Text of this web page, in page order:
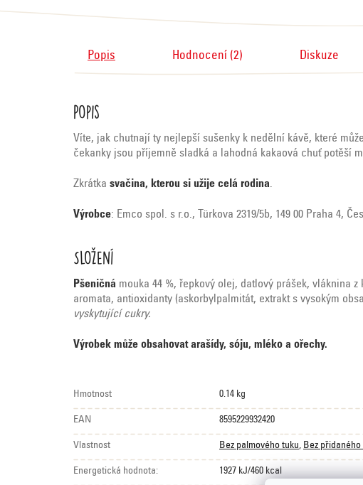
Popis Hodnocení (2) Diskuze
Popis
Víte, jak chutnají ty nejlepší sušenky k nedělní kávě, které
čekanky jsou příjemně sladká a lahodná kakaová chuť potěší
Zkrátka svačina, kterou si užije celá rodina.
Výrobce: Emco spol. s r.o., Türkova 2319/5b, 149 00 Praha 4,
Složení
Pšeničná mouka 44 %, řepkový olej, datlový prášek, vláknina
aromata, antioxidanty (askorbylpalmitát, extrakt s vysokým
vyskytující cukry.
Výrobek může obsahovat arašídy, sóju, mléko a ořechy.
Hmotnost 0.14 kg
EAN 8595229932420
Vlastnost Bez palmového tuku, Bez přidaného
Energetická hodnota: 1927 kJ/460 kcal